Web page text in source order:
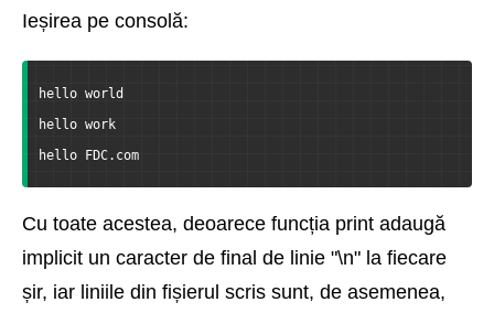
Ieșirea pe consolă:
hello world
hello work
hello FDC.com
Cu toate acestea, deoarece funcția print adaugă
implicit un caracter de final de linie "\n" la fiecare
șir, iar liniile din fișierul scris sunt, de asemenea,